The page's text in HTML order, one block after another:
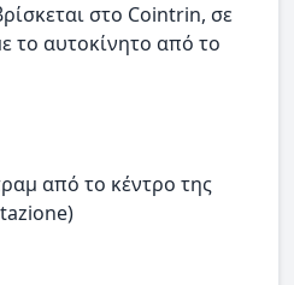
στο Cointrin, σε
το αυτοκίνητο από το
από το κέντρο της